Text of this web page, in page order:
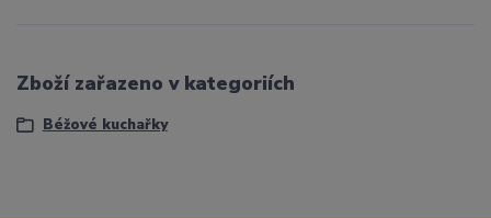
Zboží zařazeno v kategoriích
Béžové kuchařky